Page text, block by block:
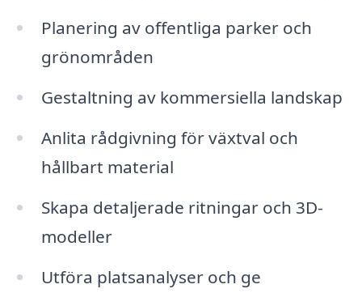
Planering av offentliga parker och
grönområden
Gestaltning av kommersiella landskap
Anlita rådgivning för växtval och
hållbart material
Skapa detaljerade ritningar och 3D-
modeller
Utföra platsanalyser och ge